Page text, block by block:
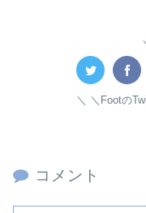
＼Footの
コメント